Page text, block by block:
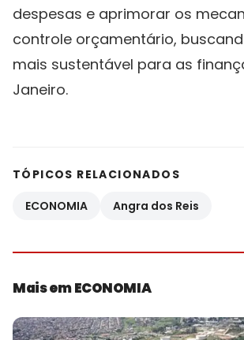
despesas e aprimorar os
controle orçamentário,
mais sustentável para as
Janeiro.
TÓPICOS RELACIONADOS
ECONOMIA
Angra dos Reis
Mais em ECONOMIA